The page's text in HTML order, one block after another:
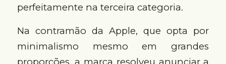
perfeitamente na terceira categoria.
Na contramão da Apple, que opta por
minimalismo mesmo em grandes
proporções, a marca resolveu anunciar a